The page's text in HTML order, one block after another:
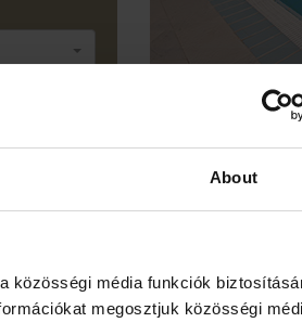
About
közösségi média funkciók
megosztjuk közösségi